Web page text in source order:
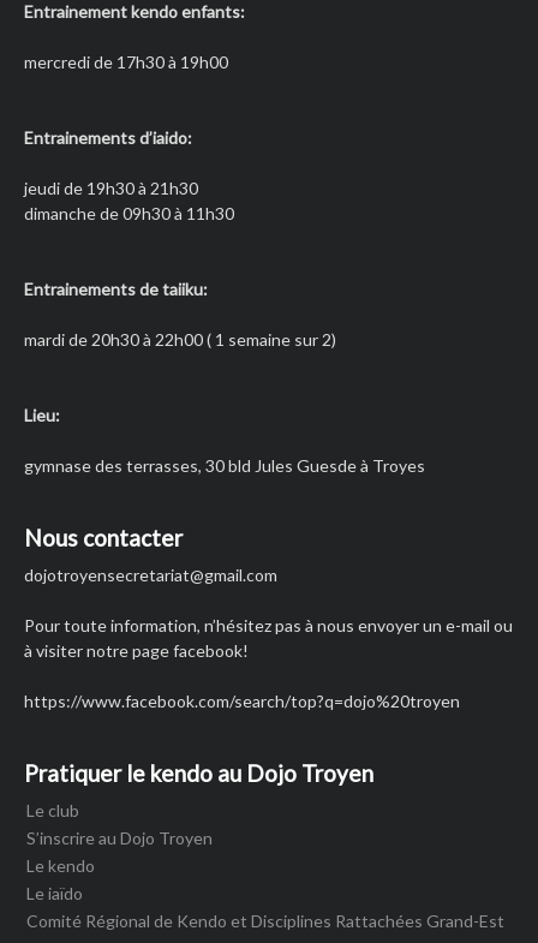
Entrainement kendo enfants:
mercredi de 17h30 à 19h00
Entrainements d’iaido:
jeudi de 19h30 à 21h30
dimanche de 09h30 à 11h30
Entrainements de taiiku:
mardi de 20h30 à 22h00 ( 1 semaine sur 2)
Lieu:
gymnase des terrasses, 30 bld Jules Guesde à Troyes
Nous contacter
dojotroyensecretariat@gmail.com
Pour toute information, n’hésitez pas à nous envoyer un e-mail ou
à visiter notre page facebook!
https://www.facebook.com/search/top?q=dojo%20troyen
Pratiquer le kendo au Dojo Troyen
Le club
S’inscrire au Dojo Troyen
Le kendo
Le iaïdo
Comité Régional de Kendo et Disciplines Rattachées Grand-Est